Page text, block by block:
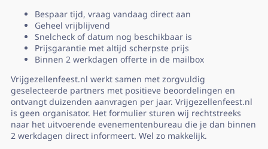
Bespaar tijd, vraag vandaag direct aan
Geheel vrijblijvend
Snelcheck of datum nog beschikbaar is
Prijsgarantie met altijd scherpste prijs
Binnen 2 werkdagen offerte in de mailbox
Vrijgezellenfeest.nl werkt samen met zorgvuldig
geselecteerde partners met positieve beoordelingen en
ontvangt duizenden aanvragen per jaar. Vrijgezellenfeest.nl
is geen organisator. Het formulier sturen wij rechtstreeks
naar het uitvoerende evenementenbureau die je dan binnen
2 werkdagen direct informeert. Wel zo makkelijk.